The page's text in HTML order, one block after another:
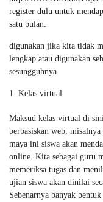
register dulu untuk
satu bulan.
digunakan jika kita tidak
lengkap atau digunakan
sesungguhnya.
Kelas virtual
Maksud kelas virtual di
berbasiskan web,
maya ini siswa akan
online. Kita sebagai guru
memeriksa tugas dan
ujian siswa akan dinilai
Sebenarnya banyak